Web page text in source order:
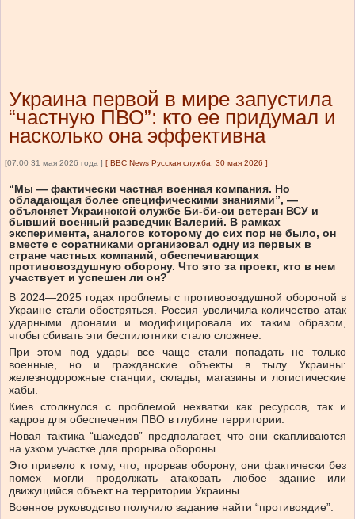
Украина первой в мире запустила
“частную ПВО”: кто ее придумал и
насколько она эффективна
[07:00 31 мая 2026 года ] [ BBC News Русская служба, 30 мая 2026 ]
“Мы — фактически частная военная компания. Но
обладающая более специфическими знаниями”, —
объясняет Украинской службе Би-би-си ветеран ВСУ и
бывший военный разведчик Валерий. В рамках
эксперимента, аналогов которому до сих пор не было, он
вместе с соратниками организовал одну из первых в
стране частных компаний, обеспечивающих
противовоздушную оборону. Что это за проект, кто в нем
участвует и успешен ли он?
В 2024—2025 годах проблемы с противовоздушной обороной в
Украине стали обостряться. Россия увеличила количество атак
ударными дронами и модифицировала их таким образом,
чтобы сбивать эти беспилотники стало сложнее.
При этом под удары все чаще стали попадать не только
военные, но и гражданские объекты в тылу Украины:
железнодорожные станции, склады, магазины и логистические
хабы.
Киев столкнулся с проблемой нехватки как ресурсов, так и
кадров для обеспечения ПВО в глубине территории.
Новая тактика “шахедов” предполагает, что они скапливаются
на узком участке для прорыва обороны.
Это привело к тому, что, прорвав оборону, они фактически без
помех могли продолжать атаковать любое здание или
движущийся объект на территории Украины.
Военное руководство получило задание найти “противоядие”.